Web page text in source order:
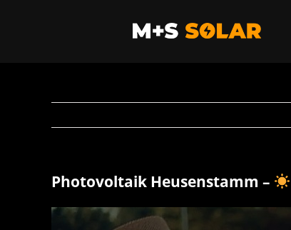
Photovoltaik Heusenstamm –